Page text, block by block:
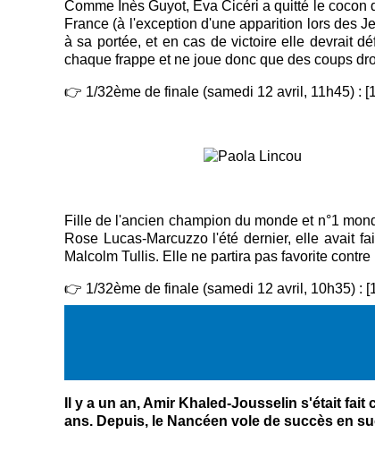
Comme Inès Guyot, Éva Cicéri a quitté le
France (à l'exception d'une apparition lors des
à sa portée, et en cas de victoire elle devrait
chaque frappe et ne joue donc que des coups
👉 1/32ème de finale (samedi 12 avril, 11h45)
Fille de l'ancien champion du monde et n°1
Rose Lucas-Marcuzzo l'été dernier, elle avait
Malcolm Tullis. Elle ne partira pas favorite
👉 1/32ème de finale (samedi 12 avril, 10h35)
Il y a un an, Amir Khaled-Jousselin s'était
ans. Depuis, le Nancéen vole de succès en